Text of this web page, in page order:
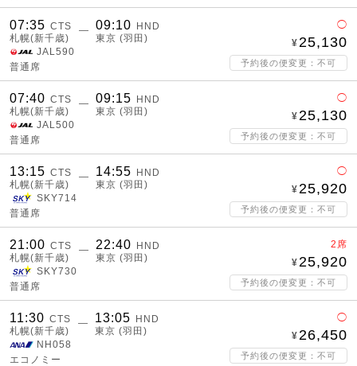
07:35 CTS
札幌(新千歳)
― 09:10
HND
東京 (羽田)
JAL590
普通席
◯
25,130
予約後の便変更：不可
07:40 CTS
札幌(新千歳)
― 09:15
HND
東京 (羽田)
JAL500
普通席
◯
25,130
予約後の便変更：不可
13:15 CTS
札幌(新千歳)
― 14:55
HND
東京 (羽田)
SKY714
普通席
◯
25,920
予約後の便変更：不可
21:00 CTS
札幌(新千歳)
― 22:40
HND
東京 (羽田)
SKY730
普通席
2席
25,920
予約後の便変更：不可
11:30 CTS
札幌(新千歳)
― 13:05
HND
東京 (羽田)
NH058
エコノミー
◯
26,450
予約後の便変更：不可